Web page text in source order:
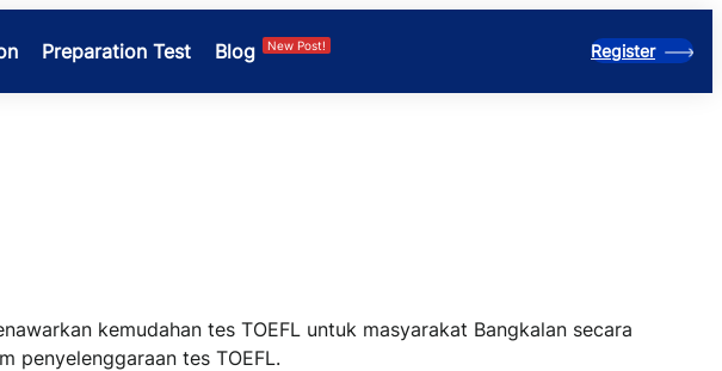
Preparation Test Blog New Post! Register
kemudahan tes TOEFL untuk masyarakat Bangkalan secara
penyelenggaraan tes TOEFL.